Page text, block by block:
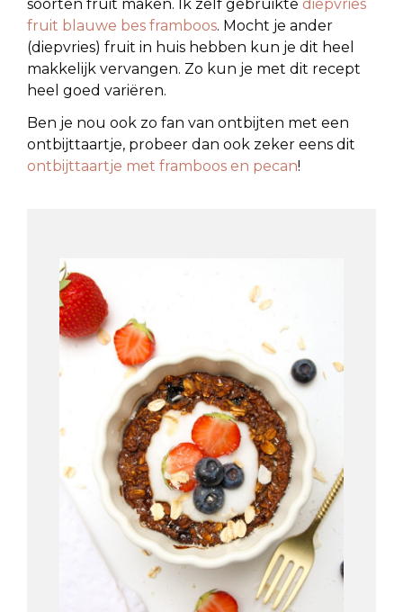
soorten fruit maken. Ik zelf gebruikte diepvries
fruit blauwe bes framboos. Mocht je ander
(diepvries) fruit in huis hebben kun je dit heel
makkelijk vervangen. Zo kun je met dit recept
heel goed variëren.
Ben je nou ook zo fan van ontbijten met een
ontbijttaartje, probeer dan ook zeker eens dit
ontbijttaartje met framboos en pecan!